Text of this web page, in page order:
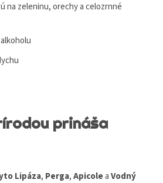
na zeleninu, orechy a celozrnné
prináša
Lipáza, Perga,ApicoleaVodný